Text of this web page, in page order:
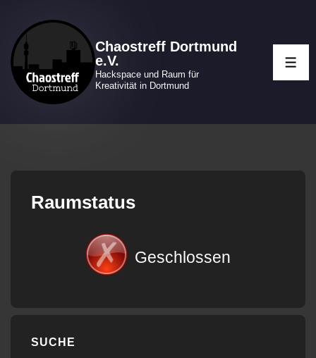
Inhalt
Chaostreff Dortmund
e.V.
Hackspace und Raum für
Kreativität in Dortmund
Raumstatus
Geschlossen
SUCHE